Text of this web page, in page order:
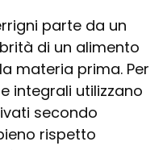
parte da un
di un alimento
materia prima. Per
integrali utilizzano
secondo
rispetto